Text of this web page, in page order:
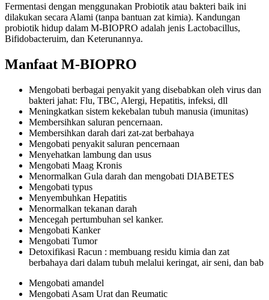
Fermentasi dengan menggunakan Probiotik atau bakteri baik ini
dilakukan secara Alami (tanpa bantuan zat kimia). Kandungan
probiotik hidup dalam M-BIOPRO adalah jenis Lactobacillus,
Bifidobacteruim, dan Keterunannya.
Manfaat M-BIOPRO
Mengobati berbagai penyakit yang disebabkan oleh virus dan
bakteri jahat: Flu, TBC, Alergi, Hepatitis, infeksi, dll
Meningkatkan sistem kekebalan tubuh manusia (imunitas)
Membersihkan saluran pencernaan.
Membersihkan darah dari zat-zat berbahaya
Mengobati penyakit saluran pencernaan
Menyehatkan lambung dan usus
Mengobati Maag Kronis
Menormalkan Gula darah dan mengobati DIABETES
Mengobati typus
Menyembuhkan Hepatitis
Menormalkan tekanan darah
Mencegah pertumbuhan sel kanker.
Mengobati Kanker
Mengobati Tumor
Detoxifikasi Racun : membuang residu kimia dan zat
berbahaya dari dalam tubuh melalui keringat, air seni, dan bab
Mengobati amandel
Mengobati Asam Urat dan Reumatic